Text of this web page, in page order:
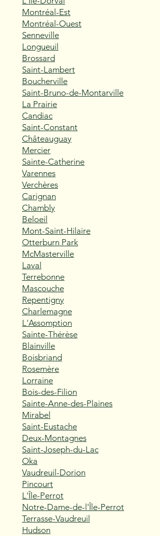
Montréal-Est
Montréal-Ouest
Senneville
Longueuil
Brossard
Saint-Lambert
Boucherville
Saint-Bruno-de-Montarville
La Prairie
Candiac
Saint-Constant
Châteauguay
Mercier
Sainte-Catherine
Varennes
Verchères
Carignan
Chambly
Beloeil
Mont-Saint-Hilaire
Otterburn Park
McMasterville
Laval
Terrebonne
Mascouche
Repentigny
Charlemagne
L'Assomption
Sainte-Thérèse
Blainville
Boisbriand
Rosemère
Lorraine
Bois-des-Filion
Sainte-Anne-des-Plaines
Mirabel
Saint-Eustache
Deux-Montagnes
Saint-Joseph-du-Lac
Oka
Vaudreuil-Dorion
Pincourt
L'Île-Perrot
Notre-Dame-de-l'Île-Perrot
Terrasse-Vaudreuil
Hudson